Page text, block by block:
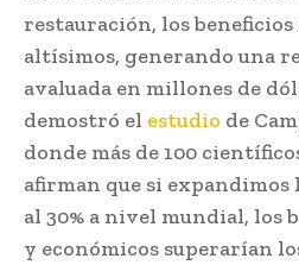
restauración, los beneficios
altísimos, generando una
avaluada en millones de
demostró el estudio de
donde más de 100
afirman que si expandimos
al 30% a nivel mundial, los
y económicos superarían